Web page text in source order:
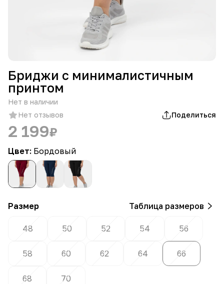
Бриджи с минималистичным
принтом
Нет в наличии
Нет отзывов
Поделиться
2 199₽
Цвет: Бордовый
Размер Таблица размеров
48 50 52 54 56
58 60 62 64 66
68 70